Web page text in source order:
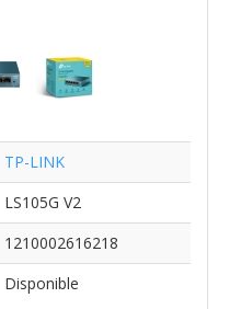
TP-LINK
LS105G V2
1210002616218
Disponible